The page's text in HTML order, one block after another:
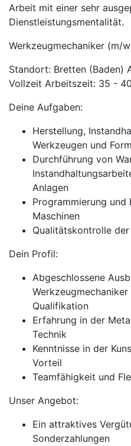
Arbeit mit einer sehr
Dienstleistungsmentalität.
Werkzeugmechaniker (m/
Standort: Bretten (Baden)
Vollzeit Arbeitszeit: 35 -
Deine Aufgaben:
Herstellung,
Werkzeugen und
Durchführung von
Anlagen
Programmierung und
Maschinen
Qualitätskontrolle
Dein Profil:
Abgeschlossene
Qualifikation
Erfahrung in der
Technik
Kenntnisse in der
Vorteil
Teamfähigkeit und
Unser Angebot:
Ein attraktives
Sonderzahlungen